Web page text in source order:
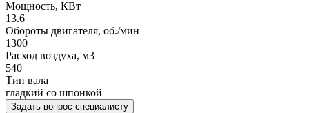
Мощность, КВт
13.6
Обороты двигателя, об./мин
1300
Расход воздуха, м3
540
Тип вала
гладкий со шпонкой
Задать вопрос специалисту